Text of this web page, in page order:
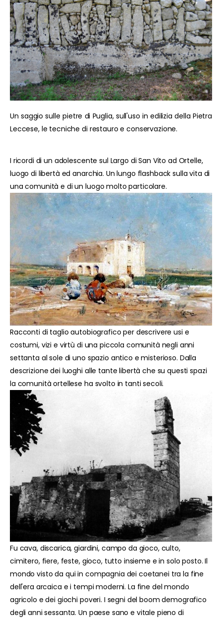
Un saggio sulle pietre di Puglia, sull'uso in edilizia della Pietra
Leccese, le tecniche di restauro e conservazione.
I ricordi di un adolescente sul Largo di San Vito ad Ortelle,
luogo di libertà ed anarchia. Un lungo flashback sulla vita di
una comunità e di un luogo molto particolare.
Racconti di taglio autobiografico per descrivere usi e
costumi, vizi e virtù di una piccola comunità negli anni
settanta al sole di uno spazio antico e misterioso. Dalla
descrizione dei luoghi alle tante libertà che su questi spazi
la comunità ortellese ha svolto in tanti secoli.
Fu cava, discarica, giardini, campo da gioco, culto,
cimitero, fiere, feste, gioco, tutto insieme e in solo posto. Il
mondo visto da qui in compagnia dei coetanei tra la fine
dell'era arcaica e i tempi moderni. La fine del mondo
agricolo e dei giochi poveri. I segni del boom demografico
degli anni sessanta. Un paese sano e vitale pieno di